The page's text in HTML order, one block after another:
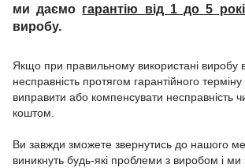
ми даємо гарантію від 1 до 5
виробу.
Якщо при правильному використані виробу
несправність протягом гарантійного
виправити або компенсувати несправність
коштом.
Ви завжди зможете звернутись до нашого
виникнуть будь-які проблеми з виробом і